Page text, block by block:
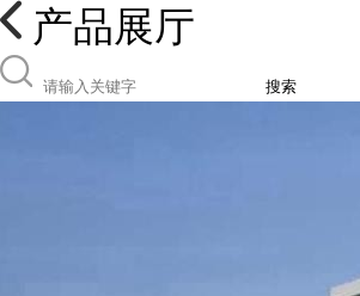
产品展厅
搜索